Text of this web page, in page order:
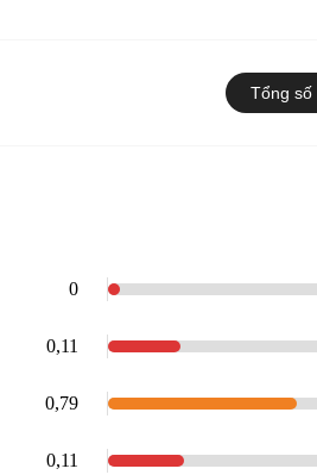
Tổng số
0
0,11
0,79
0,11